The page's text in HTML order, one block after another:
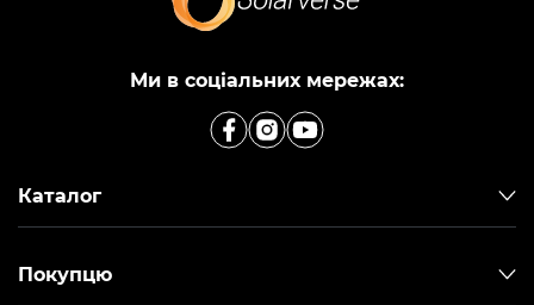
Ми в соціальних мережах:
Каталог
Покупцю